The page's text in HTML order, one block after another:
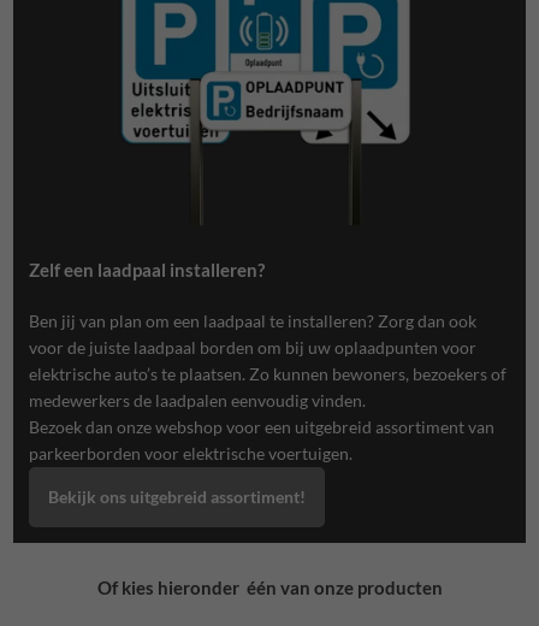
Zelf een laadpaal installeren?
Ben jij van plan om een laadpaal te installeren? Zorg dan ook
voor de juiste laadpaal borden om bij uw oplaadpunten voor
elektrische auto’s te plaatsen. Zo kunnen bewoners, bezoekers of
medewerkers de laadpalen eenvoudig vinden.
Bezoek dan onze webshop voor een uitgebreid assortiment van
parkeerborden voor elektrische voertuigen.
Bekijk ons uitgebreid assortiment!
Of kies hieronder één van onze producten